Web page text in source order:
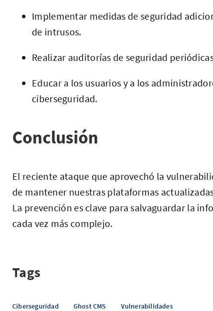
Implementar medidas de seguridad
de intrusos.
Realizar auditorías de seguridad
Educar a los usuarios y a los
ciberseguridad.
Conclusión
El reciente ataque que aprovechó la
de mantener nuestras plataformas
La prevención es clave para salvaguardar la
cada vez más complejo.
Tags
Ciberseguridad Ghost CMS Vulnerabilidades